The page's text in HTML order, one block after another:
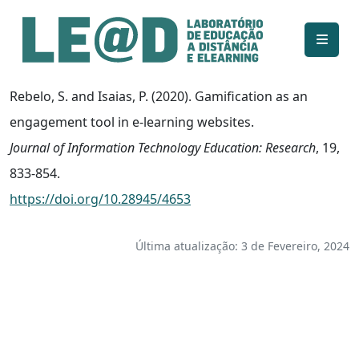
Ir para o conteúdo principal
Informações de acessibilidade
Mapa do site
Rebelo, S. and Isaias, P. (2020). Gamification as an
engagement tool in e-learning websites.
Journal of Information Technology Education: Research, 19,
833-854.
https://doi.org/10.28945/4653
Última atualização: 3 de Fevereiro, 2024